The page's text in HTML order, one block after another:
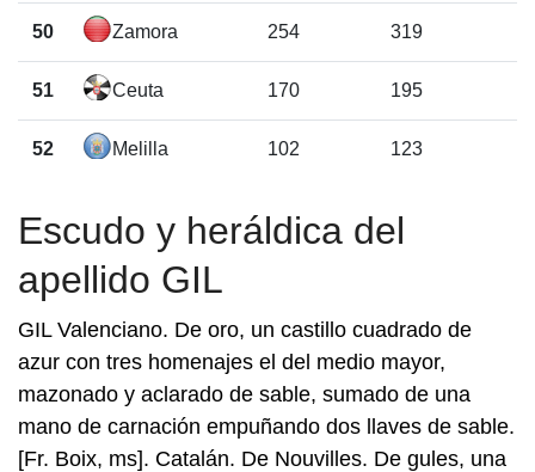
50 Zamora 254 319
51 Ceuta 170 195
52 Melilla 102 123
Escudo y heráldica del
apellido GIL
GIL Valenciano. De oro, un castillo cuadrado de
azur con tres homenajes el del medio mayor,
mazonado y aclarado de sable, sumado de una
mano de carnación empuñando dos llaves de sable.
[Fr. Boix, ms]. Catalán. De Nouvilles. De gules, una